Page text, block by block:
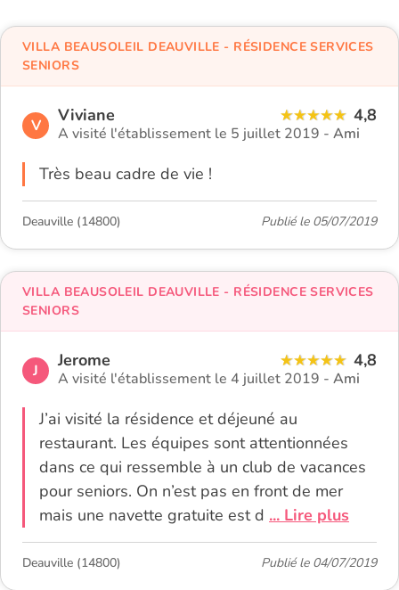
V
Viviane 4,8
A visité l'établissement le 5 juillet 2019 - Ami
Très beau cadre de vie !
VILLA BEAUSOLEIL DEAUVILLE - RÉSIDENCE SERVICES
SENIORS
Deauville (14800) Publié le 05/07/2019
J
Jerome 4,8
A visité l'établissement le 4 juillet 2019 - Ami
J’ai visité la résidence et déjeuné au
restaurant. Les équipes sont attentionnées
dans ce qui ressemble à un club de vacances
pour seniors. On n’est pas en front de mer
mais une navette gratuite est d ... Lire plus
VILLA BEAUSOLEIL DEAUVILLE - RÉSIDENCE SERVICES
SENIORS
Deauville (14800) Publié le 04/07/2019